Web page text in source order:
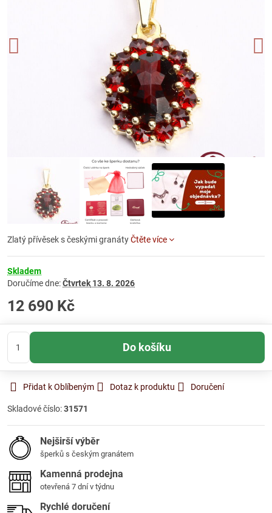
Zlatý přívěsek s českými granátyČtěte více
Skladem
Doručíme dne:Čtvrtek 13. 8. 2026
12 690 Kč
Do košíku
Přidat k Oblíbeným Dotaz k produktu Doručení
Skladové číslo:31571
Nejširší výběr
šperků s českým granátem
Kamenná prodejna
otevřená 7 dní v týdnu
Rychlé doručení